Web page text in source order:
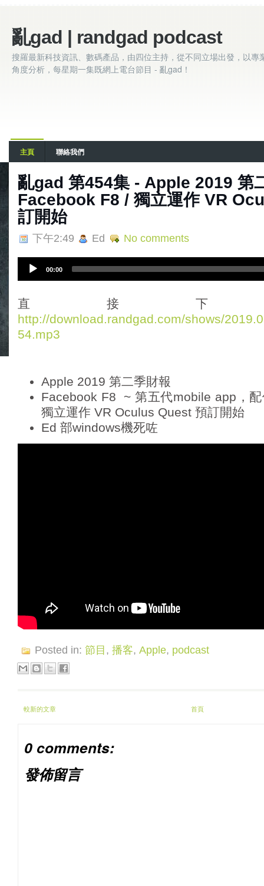
亂gad | randgad podcast
搜羅最新科技資訊、數碼產品，由四位主持，從不同立場出發，以專
角度分析，每星期一集既網上電台節目 - 亂gad！
主頁 聯絡我們
亂gad 第454集 - Apple 2019 第
Facebook F8 / 獨立運作 VR
訂開始
下午2:49 Ed No comments
i
o
P
l
00:00
直接
http://download.randgad.com/shows/
54.mp3
Apple 2019 第二季財報
Facebook F8 ~ 第五代mobile app，
獨立運作 VR Oculus Quest 預訂開始
Ed 部windows機死咗
Posted in: 節目, 播客, Apple, podcast
較新的文章 首頁
0 comments:
發佈留言